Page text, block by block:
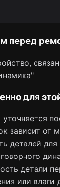
перед
для
зависит от
деталей
детали
или влаги